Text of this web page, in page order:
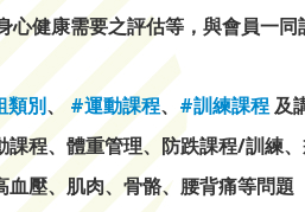
心健康需要之評估等，與會員一同
類別、#運動課程、 #訓練課程及
課程、體重管理、防跌課程/訓練
血壓、肌肉、骨骼、腰背痛等問題